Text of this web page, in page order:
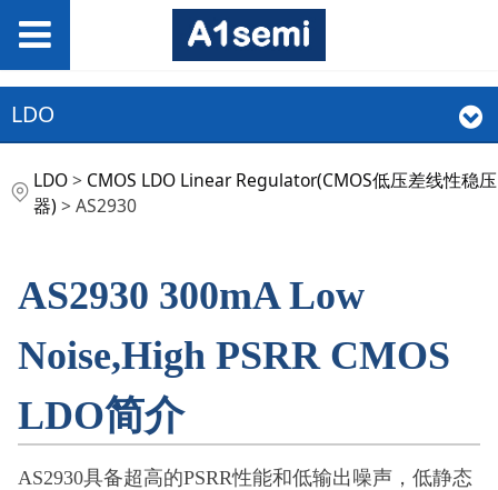
LDO
AS2930
LDO> CMOS LDO Linear Regulator(CMOS低压差线性稳压
器) >AS2930
AS2930 300mA Low
Noise,High PSRR CMOS
LDO简介
AS2930具备超高的PSRR性能和低输出噪声，低静态